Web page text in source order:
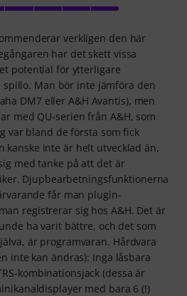
verkligen den här
har det skett vissa
potential för ytterligare
Man bör inte jämföra den
DM7 eller A&H Avantis), men
med QU-serien från A&H, som
var bland de första som fick
kanske inte är helt utvecklad än,
med tanke på att det är
Djupbearbetningsfunktionerna
får man plugin-
registrerar sig hos A&H. Det är
ha varit bättre, och det som
är programvaran. Hårdvara
inte kan ändras): Inga låsbara
kombinationsjack (dessa är
med bara 6 (!)